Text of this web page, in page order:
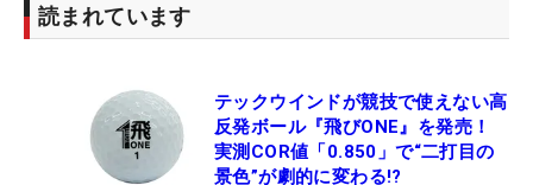
読まれています
テックウインドが競技で使えない高
反発ボール『飛びONE』を発売！
実測COR値「0.850」で“二打目の
景色”が劇的に変わる!?